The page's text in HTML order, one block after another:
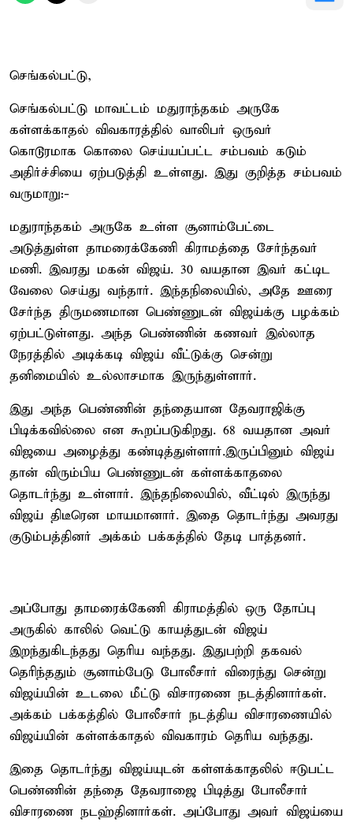
செங்கல்பட்டு,
செங்கல்பட்டு மாவட்டம் மதுராந்தகம் அருகே
கள்ளக்காதல் விவகாரத்தில் வாலிபர் ஒருவர்
கொடூரமாக கொலை செய்யப்பட்ட சம்பவம் கடும்
அதிர்ச்சியை ஏற்படுத்தி உள்ளது. இது குறித்த சம்பவம்
வருமாறு:-
மதுராந்தகம் அருகே உள்ள சூனாம்பேட்டை
அடுத்துள்ள தாமரைக்கேணி கிராமத்தை சேர்ந்தவர்
மணி. இவரது மகன் விஜய். 30 வயதான இவர் கட்டிட
வேலை செய்து வந்தார். இந்தநிலையில், அதே ஊரை
சேர்ந்த திருமணமான பெண்ணுடன் விஜய்க்கு பழக்கம்
ஏற்பட்டுள்ளது. அந்த பெண்ணின் கணவர் இல்லாத
நேரத்தில் அடிக்கடி விஜய் வீட்டுக்கு சென்று
தனிமையில் உல்லாசமாக இருந்துள்ளார்.
இது அந்த பெண்ணின் தந்தையான தேவராஜிக்கு
பிடிக்கவில்லை என கூறப்படுகிறது. 68 வயதான அவர்
விஜயை அழைத்து கண்டித்துள்ளார்.இருப்பினும் விஜய்
தான் விரும்பிய பெண்ணுடன் கள்ளக்காதலை
தொடர்ந்து உள்ளார். இந்தநிலையில், வீட்டில் இருந்து
விஜய் திடீரென மாயமானார். இதை தொடர்ந்து அவரது
குடும்பத்தினர் அக்கம் பக்கத்தில் தேடி பாத்தனர்.
அப்போது தாமரைக்கேணி கிராமத்தில் ஒரு தோப்பு
அருகில் காலில் வெட்டு காயத்துடன் விஜய்
இறந்துகிடந்தது தெரிய வந்தது. இதுபற்றி தகவல்
தெரிந்ததும் சூனாம்பேடு போலீசார் விரைந்து சென்று
விஜய்யின் உடலை மீட்டு விசாரணை நடத்தினார்கள்.
அக்கம் பக்கத்தில் போலீசார் நடத்திய விசாரணையில்
விஜய்யின் கள்ளக்காதல் விவகாரம் தெரிய வந்தது.
இதை தொடர்ந்து விஜய்யுடன் கள்ளக்காதலில் ஈடுபட்ட
பெண்ணின் தந்தை தேவராஜை பிடித்து போலீசார்
விசாரணை நடஹ்தினார்கள். அப்போது அவர் விஜய்யை